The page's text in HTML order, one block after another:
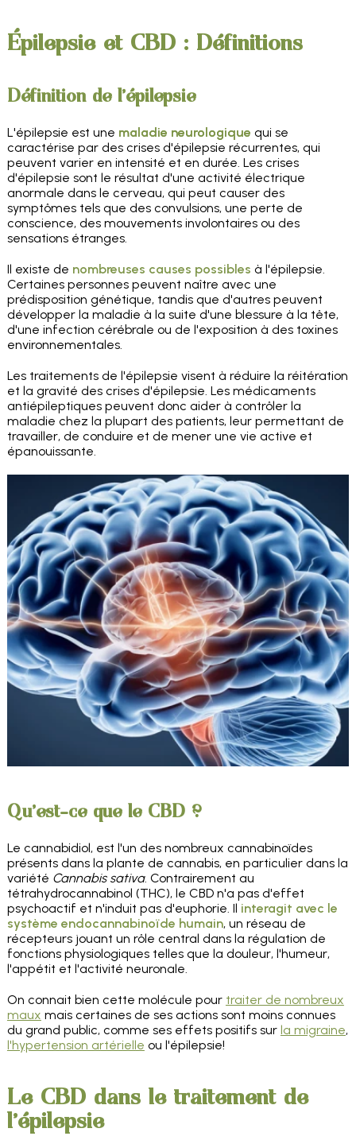
Épilepsie et CBD : Définitions
Définition de l'épilepsie
L'épilepsie est une maladie neurologique qui se
caractérise par des crises d'épilepsie récurrentes, qui
peuvent varier en intensité et en durée. Les crises
d'épilepsie sont le résultat d'une activité électrique
anormale dans le cerveau, qui peut causer des
symptômes tels que des convulsions, une perte de
conscience, des mouvements involontaires ou des
sensations étranges.
Il existe de nombreuses causes possibles à l'épilepsie.
Certaines personnes peuvent naître avec une
prédisposition génétique, tandis que d'autres peuvent
développer la maladie à la suite d'une blessure à la tête,
d'une infection cérébrale ou de l'exposition à des toxines
environnementales.
Les traitements de l'épilepsie visent à réduire la réitération
et la gravité des crises d'épilepsie. Les médicaments
antiépileptiques peuvent donc aider à contrôler la
maladie chez la plupart des patients, leur permettant de
travailler, de conduire et de mener une vie active et
épanouissante.
Qu'est-ce que le CBD ?
Le cannabidiol, est l'un des nombreux cannabinoïdes
présents dans la plante de cannabis, en particulier dans la
variété Cannabis sativa. Contrairement au
tétrahydrocannabinol (THC), le CBD n'a pas d'effet
psychoactif et n'induit pas d'euphorie. Il interagit avec le
système endocannabinoïde humain, un réseau de
récepteurs jouant un rôle central dans la régulation de
fonctions physiologiques telles que la douleur, l'humeur,
l'appétit et l'activité neuronale.
On connait bien cette molécule pour traiter de nombreux
maux mais certaines de ses actions sont moins connues
du grand public, comme ses effets positifs sur la migraine,
l'hypertension artérielle ou l'épilepsie!
Le CBD dans le traitement de
l'épilepsie